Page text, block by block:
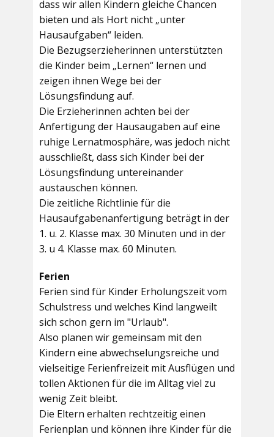
dass wir allen Kindern gleiche Chancen
bieten und als Hort nicht „unter
Hausaufgaben“ leiden.
Die Bezugserzieherinnen unterstützten
die Kinder beim „Lernen“ lernen und
zeigen ihnen Wege bei der
Lösungsfindung auf.
Die Erzieherinnen achten bei der
Anfertigung der Hausaugaben auf eine
ruhige Lernatmosphäre, was jedoch nicht
ausschließt, dass sich Kinder bei der
Lösungsfindung untereinander
austauschen können.
Die zeitliche Richtlinie für die
Hausaufgabenanfertigung beträgt in der
1. u. 2. Klasse max. 30 Minuten und in der
3. u 4. Klasse max. 60 Minuten.
Ferien
Ferien sind für Kinder Erholungszeit vom
Schulstress und welches Kind langweilt
sich schon gern im "Urlaub".
Also planen wir gemeinsam mit den
Kindern eine abwechselungsreiche und
vielseitige Ferienfreizeit mit Ausflügen und
tollen Aktionen für die im Alltag viel zu
wenig Zeit bleibt.
Die Eltern erhalten rechtzeitig einen
Ferienplan und können ihre Kinder für die